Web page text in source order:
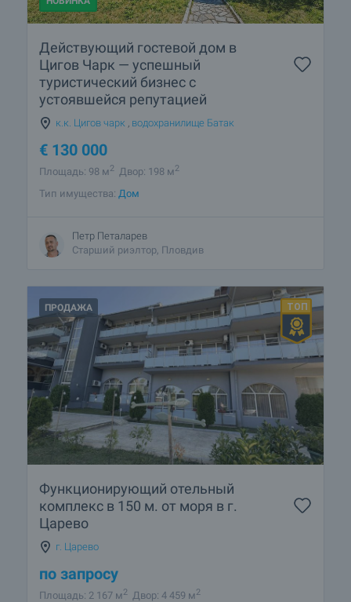
Действующий гостевой дом в
Цигов Чарк — успешный
туристический бизнес с
устоявшейся репутацией
к.к. Цигов чарк водохранилище Батак
€ 130 000
Площадь: 98 м2 Двор: 198 м2
Тип имущества: Дом
Петр Петаларев
Старший риэлтор, Пловдив
ПРОДАЖА
Функционирующий отельный
комплекс в 150 м. от моря в г.
Царево
г. Царево
по запросу
Площадь: 2 167 м2 Двор: 4 459 м2